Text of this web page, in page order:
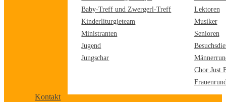
Baby-Treff und Zwergerl-Treff
Kinderliturgieteam
Ministranten
Jugend
Jungschar
Lektoren
Musiker
Senioren
Chor Just
Kontakt